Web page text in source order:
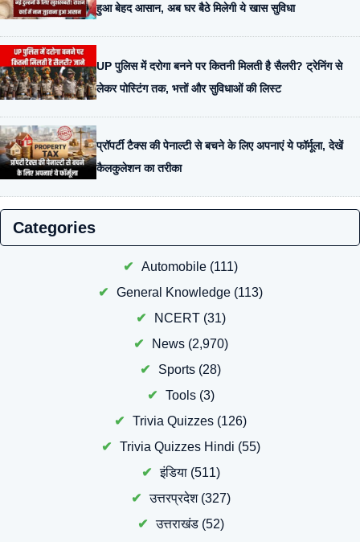
हुआ बेहद आसान, अब घर बैठे मिलेगी ये खास सुविधा
UP पुलिस में दरोगा बनने पर कितनी मिलती है सैलरी? ट्रेनिंग से
लेकर पोस्टिंग तक, भत्तों और सुविधाओं की लिस्ट
प्रॉपर्टी टैक्स की पेनाल्टी से बचने के लिए अपनाएं ये फॉर्मूला, देखें
कैलकुलेशन का तरीका
Categories
Automobile (111)
General Knowledge (113)
NCERT (31)
News(2,970)
Sports (28)
Tools(3)
Trivia Quizzes (126)
Trivia Quizzes Hindi (55)
इंडिया(511)
उत्तरप्रदेश(327)
उत्तराखंड(52)